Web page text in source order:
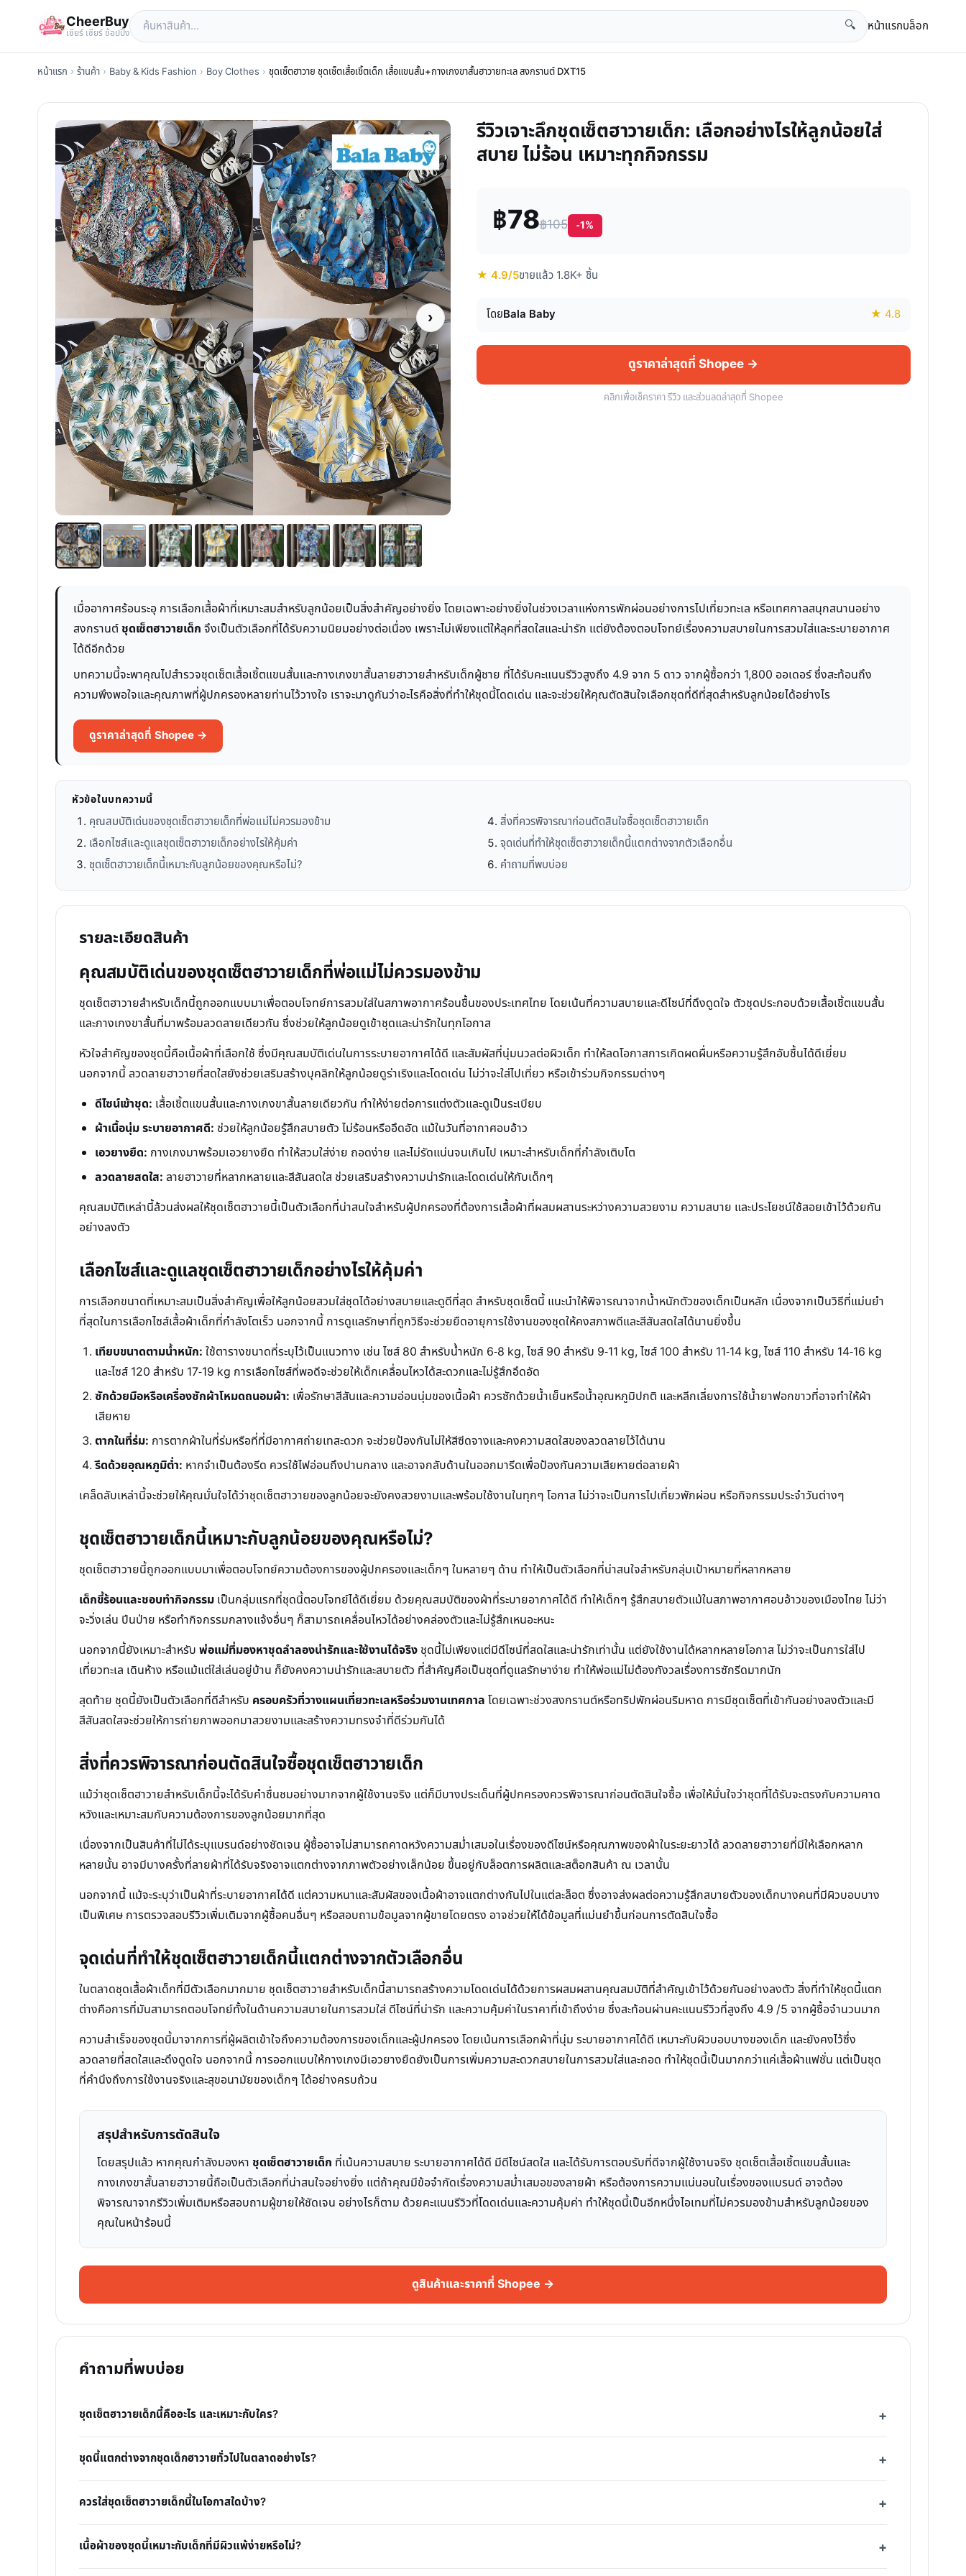
CheerBuy
เซียร์ เซียร์ ช้อปปิ้ง
🔍 หน้าแรกบล็อก
หน้าแรก › ร้านค้า › Baby & Kids Fashion › Boy Clothes › ชุดเซ็ตฮาวาย ชุดเซ็ตเสื้อเชิ้ตเด็ก เสื้อแขนสั้น+กางเกงขาสั้นฮาวายทะเล สงกรานต์ DXT15
›
รีวิวเจาะลึกชุดเซ็ตฮาวายเด็ก: เลือกอย่างไรให้ลูกน้อยใส่
สบาย ไม่ร้อน เหมาะทุกกิจกรรม
฿78฿105 -1%
★ 4.9/5ขายแล้ว 1.8K+ ชิ้น
โดยBala Baby ★ 4.8
ดูราคาล่าสุดที่ Shopee →
คลิกเพื่อเช็คราคา รีวิว และส่วนลดล่าสุดที่ Shopee
เมื่ออากาศร้อนระอุ การเลือกเสื้อผ้าที่เหมาะสมสำหรับลูกน้อยเป็นสิ่งสำคัญอย่างยิ่ง โดยเฉพาะอย่างยิ่งในช่วงเวลาแห่งการพักผ่อนอย่างการไปเที่ยวทะเล หรือเทศกาลสนุกสนานอย่าง
สงกรานต์ชุดเซ็ตฮาวายเด็ก จึงเป็นตัวเลือกที่ได้รับความนิยมอย่างต่อเนื่อง เพราะไม่เพียงแต่ให้ลุคที่สดใสและน่ารัก แต่ยังต้องตอบโจทย์เรื่องความสบายในการสวมใส่และระบายอากาศ
ได้ดีอีกด้วย
บทความนี้จะพาคุณไปสำรวจชุดเซ็ตเสื้อเชิ้ตแขนสั้นและกางเกงขาสั้นลายฮาวายสำหรับเด็กผู้ชาย ที่ได้รับคะแนนรีวิวสูงถึง 4.9 จาก 5 ดาว จากผู้ซื้อกว่า 1,800 ออเดอร์ ซึ่งสะท้อนถึง
ความพึงพอใจและคุณภาพที่ผู้ปกครองหลายท่านไว้วางใจ เราจะมาดูกันว่าอะไรคือสิ่งที่ทำให้ชุดนี้โดดเด่น และจะช่วยให้คุณตัดสินใจเลือกชุดที่ดีที่สุดสำหรับลูกน้อยได้อย่างไร
ดูราคาล่าสุดที่ Shopee →
หัวข้อในบทความนี้
คุณสมบัติเด่นของชุดเซ็ตฮาวายเด็กที่พ่อแม่ไม่ควรมองข้าม
เลือกไซส์และดูแลชุดเซ็ตฮาวายเด็กอย่างไรให้คุ้มค่า
ชุดเซ็ตฮาวายเด็กนี้เหมาะกับลูกน้อยของคุณหรือไม่?
สิ่งที่ควรพิจารณาก่อนตัดสินใจซื้อชุดเซ็ตฮาวายเด็ก
จุดเด่นที่ทำให้ชุดเซ็ตฮาวายเด็กนี้แตกต่างจากตัวเลือกอื่น
คำถามที่พบบ่อย
รายละเอียดสินค้า
คุณสมบัติเด่นของชุดเซ็ตฮาวายเด็กที่พ่อแม่ไม่ควรมองข้าม
ชุดเซ็ตฮาวายสำหรับเด็กนี้ถูกออกแบบมาเพื่อตอบโจทย์การสวมใส่ในสภาพอากาศร้อนชื้นของประเทศไทย โดยเน้นที่ความสบายและดีไซน์ที่ดึงดูดใจ ตัวชุดประกอบด้วยเสื้อเชิ้ตแขนสั้น
และกางเกงขาสั้นที่มาพร้อมลวดลายเดียวกัน ซึ่งช่วยให้ลูกน้อยดูเข้าชุดและน่ารักในทุกโอกาส
หัวใจสำคัญของชุดนี้คือเนื้อผ้าที่เลือกใช้ ซึ่งมีคุณสมบัติเด่นในการระบายอากาศได้ดี และสัมผัสที่นุ่มนวลต่อผิวเด็ก ทำให้ลดโอกาสการเกิดผดผื่นหรือความรู้สึกอับชื้นได้ดีเยี่ยม
นอกจากนี้ ลวดลายฮาวายที่สดใสยังช่วยเสริมสร้างบุคลิกให้ลูกน้อยดูร่าเริงและโดดเด่น ไม่ว่าจะใส่ไปเที่ยว หรือเข้าร่วมกิจกรรมต่างๆ
ดีไซน์เข้าชุด: เสื้อเชิ้ตแขนสั้นและกางเกงขาสั้นลายเดียวกัน ทำให้ง่ายต่อการแต่งตัวและดูเป็นระเบียบ
ผ้าเนื้อนุ่ม ระบายอากาศดี: ช่วยให้ลูกน้อยรู้สึกสบายตัว ไม่ร้อนหรืออึดอัด แม้ในวันที่อากาศอบอ้าว
เอวยางยืด: กางเกงมาพร้อมเอวยางยืด ทำให้สวมใส่ง่าย ถอดง่าย และไม่รัดแน่นจนเกินไป เหมาะสำหรับเด็กที่กำลังเติบโต
ลวดลายสดใส: ลายฮาวายที่หลากหลายและสีสันสดใส ช่วยเสริมสร้างความน่ารักและโดดเด่นให้กับเด็กๆ
คุณสมบัติเหล่านี้ล้วนส่งผลให้ชุดเซ็ตฮาวายนี้เป็นตัวเลือกที่น่าสนใจสำหรับผู้ปกครองที่ต้องการเสื้อผ้าที่ผสมผสานระหว่างความสวยงาม ความสบาย และประโยชน์ใช้สอยเข้าไว้ด้วยกัน
อย่างลงตัว
เลือกไซส์และดูแลชุดเซ็ตฮาวายเด็กอย่างไรให้คุ้มค่า
การเลือกขนาดที่เหมาะสมเป็นสิ่งสำคัญเพื่อให้ลูกน้อยสวมใส่ชุดได้อย่างสบายและดูดีที่สุด สำหรับชุดเซ็ตนี้ แนะนำให้พิจารณาจากน้ำหนักตัวของเด็กเป็นหลัก เนื่องจากเป็นวิธีที่แม่นยำ
ที่สุดในการเลือกไซส์เสื้อผ้าเด็กที่กำลังโตเร็ว นอกจากนี้ การดูแลรักษาที่ถูกวิธีจะช่วยยืดอายุการใช้งานของชุดให้คงสภาพดีและสีสันสดใสได้นานยิ่งขึ้น
เทียบขนาดตามน้ำหนัก: ใช้ตารางขนาดที่ระบุไว้เป็นแนวทาง เช่น ไซส์ 80 สำหรับน้ำหนัก 6-8 kg, ไซส์ 90 สำหรับ 9-11 kg, ไซส์ 100 สำหรับ 11-14 kg, ไซส์ 110 สำหรับ 14-16 kg
และไซส์ 120 สำหรับ 17-19 kg การเลือกไซส์ที่พอดีจะช่วยให้เด็กเคลื่อนไหวได้สะดวกและไม่รู้สึกอึดอัด
ซักด้วยมือหรือเครื่องซักผ้าโหมดถนอมผ้า: เพื่อรักษาสีสันและความอ่อนนุ่มของเนื้อผ้า ควรซักด้วยน้ำเย็นหรือน้ำอุณหภูมิปกติ และหลีกเลี่ยงการใช้น้ำยาฟอกขาวที่อาจทำให้ผ้า
เสียหาย
ตากในที่ร่ม: การตากผ้าในที่ร่มหรือที่ที่มีอากาศถ่ายเทสะดวก จะช่วยป้องกันไม่ให้สีซีดจางและคงความสดใสของลวดลายไว้ได้นาน
รีดด้วยอุณหภูมิต่ำ: หากจำเป็นต้องรีด ควรใช้ไฟอ่อนถึงปานกลาง และอาจกลับด้านในออกมารีดเพื่อป้องกันความเสียหายต่อลายผ้า
เคล็ดลับเหล่านี้จะช่วยให้คุณมั่นใจได้ว่าชุดเซ็ตฮาวายของลูกน้อยจะยังคงสวยงามและพร้อมใช้งานในทุกๆ โอกาส ไม่ว่าจะเป็นการไปเที่ยวพักผ่อน หรือกิจกรรมประจำวันต่างๆ
ชุดเซ็ตฮาวายเด็กนี้เหมาะกับลูกน้อยของคุณหรือไม่?
ชุดเซ็ตฮาวายนี้ถูกออกแบบมาเพื่อตอบโจทย์ความต้องการของผู้ปกครองและเด็กๆ ในหลายๆ ด้าน ทำให้เป็นตัวเลือกที่น่าสนใจสำหรับกลุ่มเป้าหมายที่หลากหลาย
เด็กขี้ร้อนและชอบทำกิจกรรม เป็นกลุ่มแรกที่ชุดนี้ตอบโจทย์ได้ดีเยี่ยม ด้วยคุณสมบัติของผ้าที่ระบายอากาศได้ดี ทำให้เด็กๆ รู้สึกสบายตัวแม้ในสภาพอากาศอบอ้าวของเมืองไทย ไม่ว่า
จะวิ่งเล่น ปีนป่าย หรือทำกิจกรรมกลางแจ้งอื่นๆ ก็สามารถเคลื่อนไหวได้อย่างคล่องตัวและไม่รู้สึกเหนอะหนะ
นอกจากนี้ยังเหมาะสำหรับ พ่อแม่ที่มองหาชุดลำลองน่ารักและใช้งานได้จริง ชุดนี้ไม่เพียงแต่มีดีไซน์ที่สดใสและน่ารักเท่านั้น แต่ยังใช้งานได้หลากหลายโอกาส ไม่ว่าจะเป็นการใส่ไป
เที่ยวทะเล เดินห้าง หรือแม้แต่ใส่เล่นอยู่บ้าน ก็ยังคงความน่ารักและสบายตัว ที่สำคัญคือเป็นชุดที่ดูแลรักษาง่าย ทำให้พ่อแม่ไม่ต้องกังวลเรื่องการซักรีดมากนัก
สุดท้าย ชุดนี้ยังเป็นตัวเลือกที่ดีสำหรับ ครอบครัวที่วางแผนเที่ยวทะเลหรือร่วมงานเทศกาล โดยเฉพาะช่วงสงกรานต์หรือทริปพักผ่อนริมหาด การมีชุดเซ็ตที่เข้ากันอย่างลงตัวและมี
สีสันสดใสจะช่วยให้การถ่ายภาพออกมาสวยงามและสร้างความทรงจำที่ดีร่วมกันได้
สิ่งที่ควรพิจารณาก่อนตัดสินใจซื้อชุดเซ็ตฮาวายเด็ก
แม้ว่าชุดเซ็ตฮาวายสำหรับเด็กนี้จะได้รับคำชื่นชมอย่างมากจากผู้ใช้งานจริง แต่ก็มีบางประเด็นที่ผู้ปกครองควรพิจารณาก่อนตัดสินใจซื้อ เพื่อให้มั่นใจว่าชุดที่ได้รับจะตรงกับความคาด
หวังและเหมาะสมกับความต้องการของลูกน้อยมากที่สุด
เนื่องจากเป็นสินค้าที่ไม่ได้ระบุแบรนด์อย่างชัดเจน ผู้ซื้ออาจไม่สามารถคาดหวังความสม่ำเสมอในเรื่องของดีไซน์หรือคุณภาพของผ้าในระยะยาวได้ ลวดลายฮาวายที่มีให้เลือกหลาก
หลายนั้น อาจมีบางครั้งที่ลายผ้าที่ได้รับจริงอาจแตกต่างจากภาพตัวอย่างเล็กน้อย ขึ้นอยู่กับล็อตการผลิตและสต็อกสินค้า ณ เวลานั้น
นอกจากนี้ แม้จะระบุว่าเป็นผ้าที่ระบายอากาศได้ดี แต่ความหนาและสัมผัสของเนื้อผ้าอาจแตกต่างกันไปในแต่ละล็อต ซึ่งอาจส่งผลต่อความรู้สึกสบายตัวของเด็กบางคนที่มีผิวบอบบาง
เป็นพิเศษ การตรวจสอบรีวิวเพิ่มเติมจากผู้ซื้อคนอื่นๆ หรือสอบถามข้อมูลจากผู้ขายโดยตรง อาจช่วยให้ได้ข้อมูลที่แม่นยำขึ้นก่อนการตัดสินใจซื้อ
จุดเด่นที่ทำให้ชุดเซ็ตฮาวายเด็กนี้แตกต่างจากตัวเลือกอื่น
ในตลาดชุดเสื้อผ้าเด็กที่มีตัวเลือกมากมาย ชุดเซ็ตฮาวายสำหรับเด็กนี้สามารถสร้างความโดดเด่นได้ด้วยการผสมผสานคุณสมบัติที่สำคัญเข้าไว้ด้วยกันอย่างลงตัว สิ่งที่ทำให้ชุดนี้แตก
ต่างคือการที่มันสามารถตอบโจทย์ทั้งในด้านความสบายในการสวมใส่ ดีไซน์ที่น่ารัก และความคุ้มค่าในราคาที่เข้าถึงง่าย ซึ่งสะท้อนผ่านคะแนนรีวิวที่สูงถึง 4.9 /5 จากผู้ซื้อจำนวนมาก
ความสำเร็จของชุดนี้มาจากการที่ผู้ผลิตเข้าใจถึงความต้องการของเด็กและผู้ปกครอง โดยเน้นการเลือกผ้าที่นุ่ม ระบายอากาศได้ดี เหมาะกับผิวบอบบางของเด็ก และยังคงไว้ซึ่ง
ลวดลายที่สดใสและดึงดูดใจ นอกจากนี้ การออกแบบให้กางเกงมีเอวยางยืดยังเป็นการเพิ่มความสะดวกสบายในการสวมใส่และถอด ทำให้ชุดนี้เป็นมากกว่าแค่เสื้อผ้าแฟชั่น แต่เป็นชุด
ที่คำนึงถึงการใช้งานจริงและสุขอนามัยของเด็กๆ ได้อย่างครบถ้วน
สรุปสำหรับการตัดสินใจ
โดยสรุปแล้ว หากคุณกำลังมองหา ชุดเซ็ตฮาวายเด็ก ที่เน้นความสบาย ระบายอากาศได้ดี มีดีไซน์สดใส และได้รับการตอบรับที่ดีจากผู้ใช้งานจริง ชุดเซ็ตเสื้อเชิ้ตแขนสั้นและ
กางเกงขาสั้นลายฮาวายนี้ถือเป็นตัวเลือกที่น่าสนใจอย่างยิ่ง แต่ถ้าคุณมีข้อจำกัดเรื่องความสม่ำเสมอของลายผ้า หรือต้องการความแน่นอนในเรื่องของแบรนด์ อาจต้อง
พิจารณาจากรีวิวเพิ่มเติมหรือสอบถามผู้ขายให้ชัดเจน อย่างไรก็ตาม ด้วยคะแนนรีวิวที่โดดเด่นและความคุ้มค่า ทำให้ชุดนี้เป็นอีกหนึ่งไอเทมที่ไม่ควรมองข้ามสำหรับลูกน้อยของ
คุณในหน้าร้อนนี้
ดูสินค้าและราคาที่ Shopee →
คำถามที่พบบ่อย
ชุดเซ็ตฮาวายเด็กนี้คืออะไร และเหมาะกับใคร?
ชุดนี้แตกต่างจากชุดเด็กฮาวายทั่วไปในตลาดอย่างไร?
ควรใส่ชุดเซ็ตฮาวายเด็กนี้ในโอกาสใดบ้าง?
เนื้อผ้าของชุดนี้เหมาะกับเด็กที่มีผิวแพ้ง่ายหรือไม่?